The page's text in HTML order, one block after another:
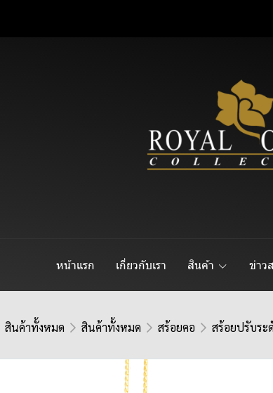
หน้าแรก เกี่ยวกับเรา สินค้า ข่าว
สินค้าทั้งหมด สินค้าทั้งหมด สร้อยคอ สร้อยปรับระ